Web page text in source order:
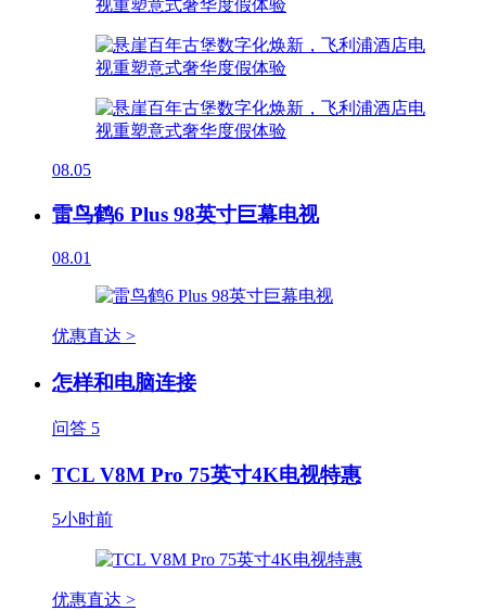
08.05
雷鸟鹤6 Plus 98英寸巨幕电视
08.01
优惠直达 >
怎样和电脑连接
问答 5
TCL V8M Pro 75英寸4K电视特惠
5小时前
优惠直达 >